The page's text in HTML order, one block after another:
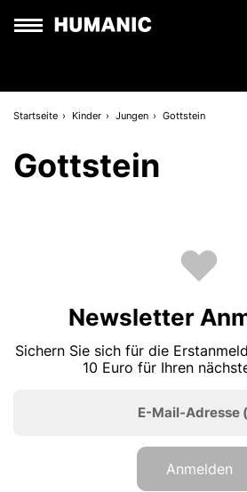
Startseite Kinder Jungen Gottstein
Gottstein
Newsletter
Sichern Sie sich für die
10 Euro für Ihren
E-Mail-Adresse
Anmelden